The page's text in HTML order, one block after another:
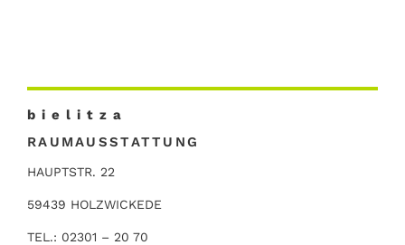
b i e l i t z a
RAUMAUSSTATTUNG
HAUPTSTR. 22
59439 HOLZWICKEDE
TEL.: 02301 – 20 70